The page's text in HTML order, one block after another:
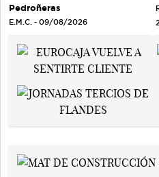
Pedroñeras
E.M.C. - 09/08/2026